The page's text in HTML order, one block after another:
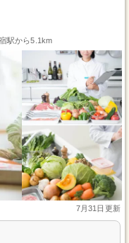
駅から5.1km
7月31日更新